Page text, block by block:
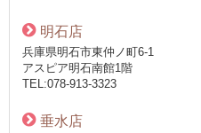
明石店
兵庫県明石市東仲ノ町6-1
アスピア明石南館1階
TEL:078-913-3323
垂水店